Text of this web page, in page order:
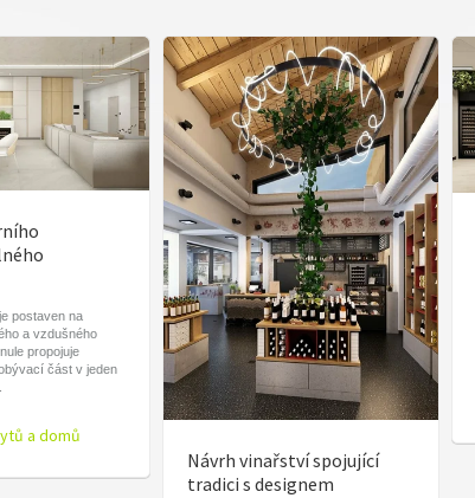
postaven na
a vzdušného
propojuje
část v jeden
a domů
Návrh vinařství spojující
tradici s designem